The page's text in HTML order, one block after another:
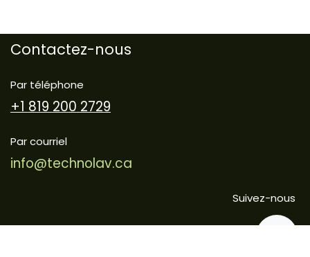
Contactez-nous
Par téléphone
+1 819 200 2729
Par courriel
info@technolav.ca
Suivez-nous